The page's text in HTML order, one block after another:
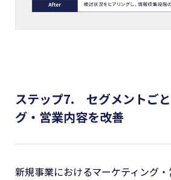
ステップ7. セグメントご
グ・営業内容を改善
新規事業におけるマーケティング